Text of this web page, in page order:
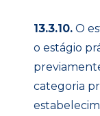
13.3.10.O
o estágio
categoria